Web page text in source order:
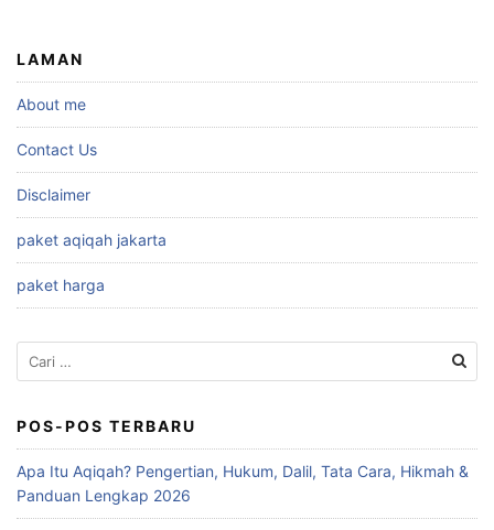
LAMAN
About me
Contact Us
Disclaimer
paket aqiqah jakarta
paket harga
Cari
untuk:
POS-POS TERBARU
Apa Itu Aqiqah? Pengertian, Hukum, Dalil, Tata Cara, Hikmah &
Panduan Lengkap 2026